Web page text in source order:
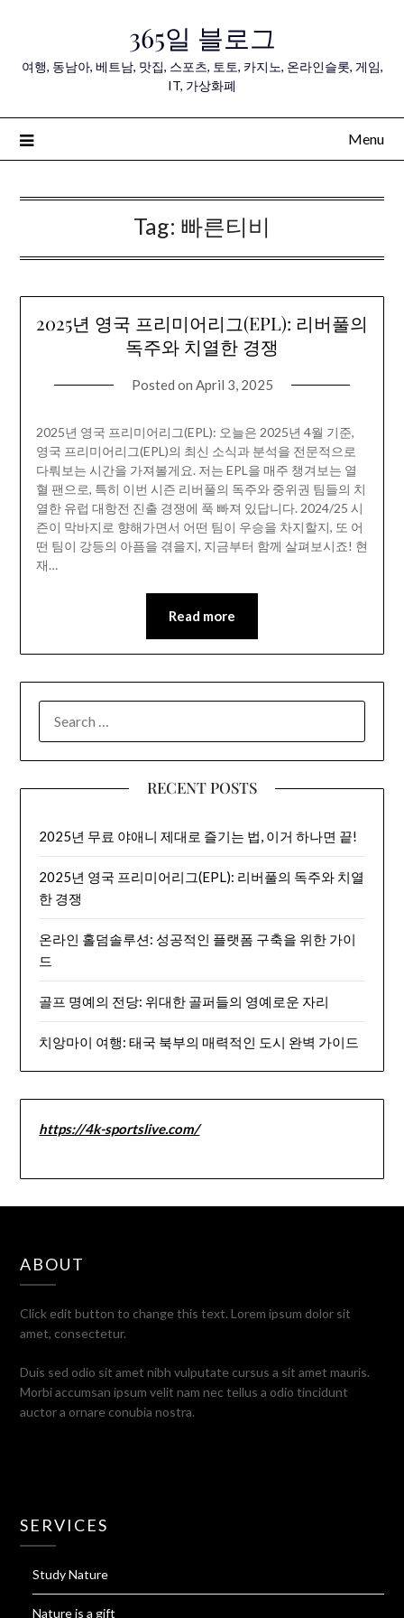
content
365일 블로그
여행, 동남아, 베트남, 맛집, 스포츠, 토토, 카지노, 온라인슬롯, 게임,
IT, 가상화폐
Menu
Tag: 빠른티비
2025년 영국 프리미어리그(EPL): 리버풀의
독주와 치열한 경쟁
Posted on April 3, 2025
2025년 영국 프리미어리그(EPL): 오늘은 2025년 4월 기준,
영국 프리미어리그(EPL)의 최신 소식과 분석을 전문적으로
다뤄보는 시간을 가져볼게요. 저는 EPL을 매주 챙겨보는 열
혈 팬으로, 특히 이번 시즌 리버풀의 독주와 중위권 팀들의 치
열한 유럽 대항전 진출 경쟁에 푹 빠져 있답니다. 2024/25 시
즌이 막바지로 향해가면서 어떤 팀이 우승을 차지할지, 또 어
떤 팀이 강등의 아픔을 겪을지, 지금부터 함께 살펴보시죠! 현
재…
Read more
FOR:
RECENT POSTS
2025년 무료 야애니 제대로 즐기는 법, 이거 하나면 끝!
2025년 영국 프리미어리그(EPL): 리버풀의 독주와 치열
한 경쟁
온라인 홀덤솔루션: 성공적인 플랫폼 구축을 위한 가이
드
골프 명예의 전당: 위대한 골퍼들의 영예로운 자리
치앙마이 여행: 태국 북부의 매력적인 도시 완벽 가이드
https://4k-sportslive.com/
ABOUT
Click edit button to change this text. Lorem ipsum dolor sit
amet, consectetur.
Duis sed odio sit amet nibh vulputate cursus a sit amet mauris.
Morbi accumsan ipsum velit nam nec tellus a odio tincidunt
auctor a ornare conubia nostra.
SERVICES
Study Nature
Nature is a gift